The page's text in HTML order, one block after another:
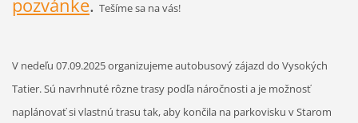
pozvánke. Tešíme sa na vás!
V nedeľu 07.09.2025 organizujeme autobusový zájazd do Vysokých
Tatier. Sú navrhnuté rôzne trasy podľa náročnosti a je možnosť
naplánovať si vlastnú trasu tak, aby končila na parkovisku v Starom